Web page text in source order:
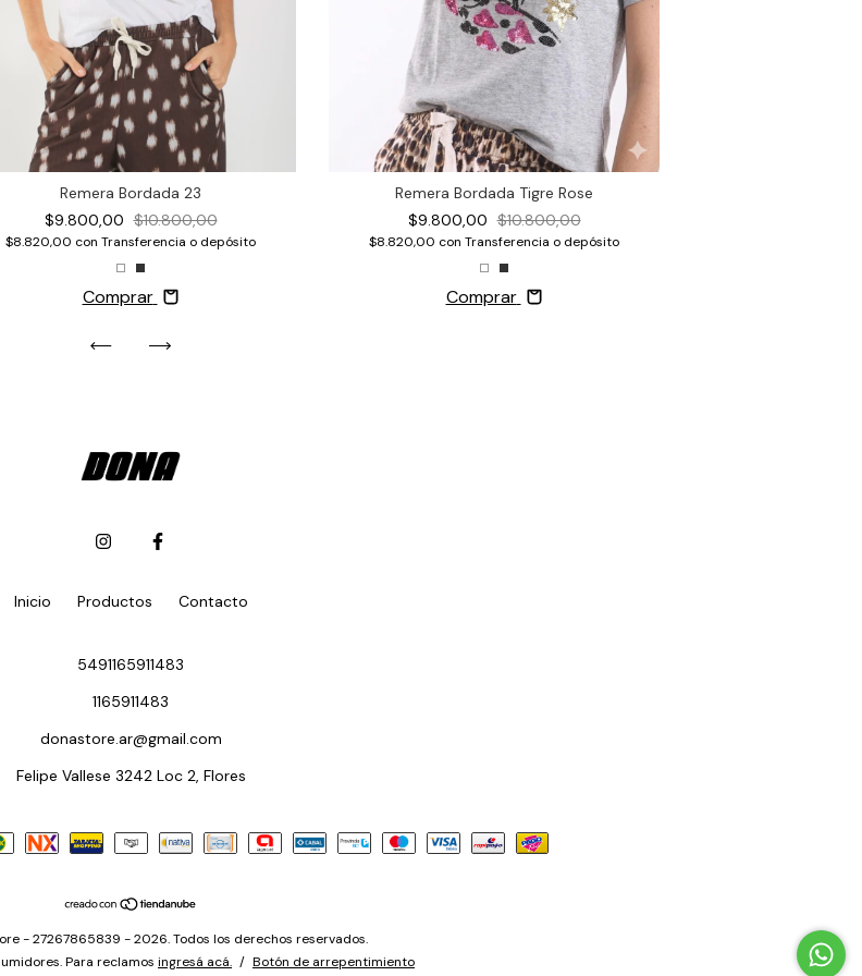
Remera Bordada 23
$9.800,00 $10.800,00
$8.820,00 con Transferencia o depósito
Comprar
Remera Bordada Tigre Rose
$9.800,00 $10.800,00
$8.820,00 con Transferencia o depósito
Comprar
Inicio Productos Contacto
5491165911483
1165911483
donastore.ar@gmail.com
Felipe Vallese 3242 Loc 2, Flores
- 27267865839 - 2026. Todos los derechos reservados.
Para reclamos ingresá acá. / Botón de arrepentimiento